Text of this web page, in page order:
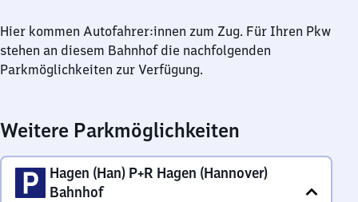
Hier kommen Autofahrer:innen zum Zug. Für Ihren Pkw
stehen an diesem Bahnhof die nachfolgenden
Parkmöglichkeiten zur Verfügung.
Weitere Parkmöglichkeiten
Hagen (Han) P+R Hagen (Hannover)
Bahnhof